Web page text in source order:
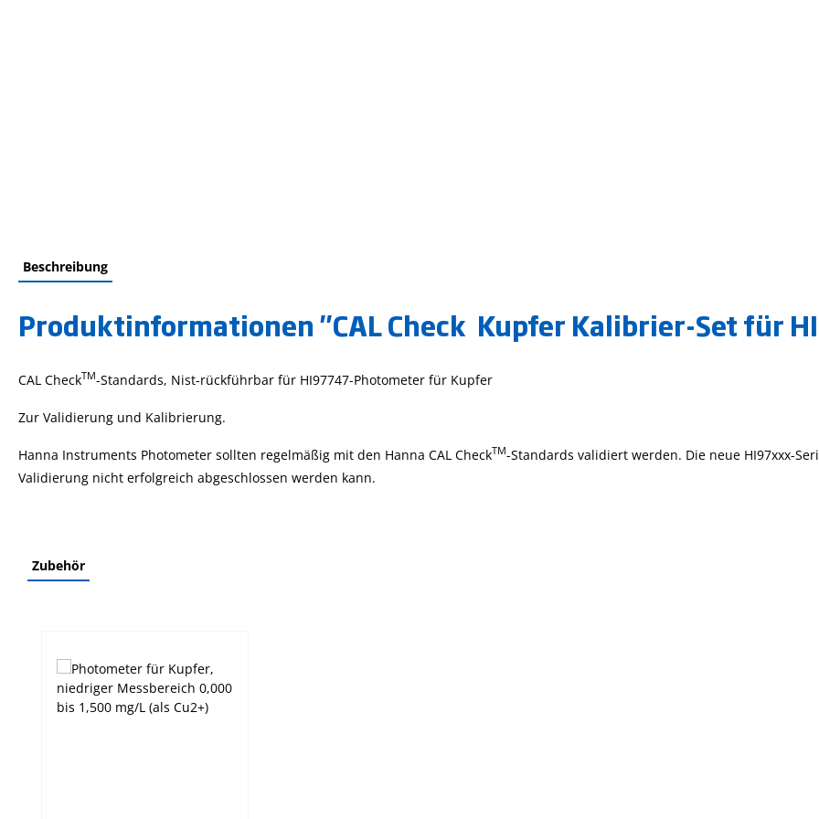
Beschreibung
Produktinformationen "CAL Check  Kupfer Kalibrier-Set für
CAL CheckTM-Standards, Nist-rückführbar für HI97747-Photometer für Kupfer
Zur Validierung und Kalibrierung.
Hanna Instruments Photometer sollten regelmäßig mit den Hanna CAL CheckTM-Standards validiert werden. Die neue HI97xxx-
Validierung nicht erfolgreich abgeschlossen werden kann.
Zubehör